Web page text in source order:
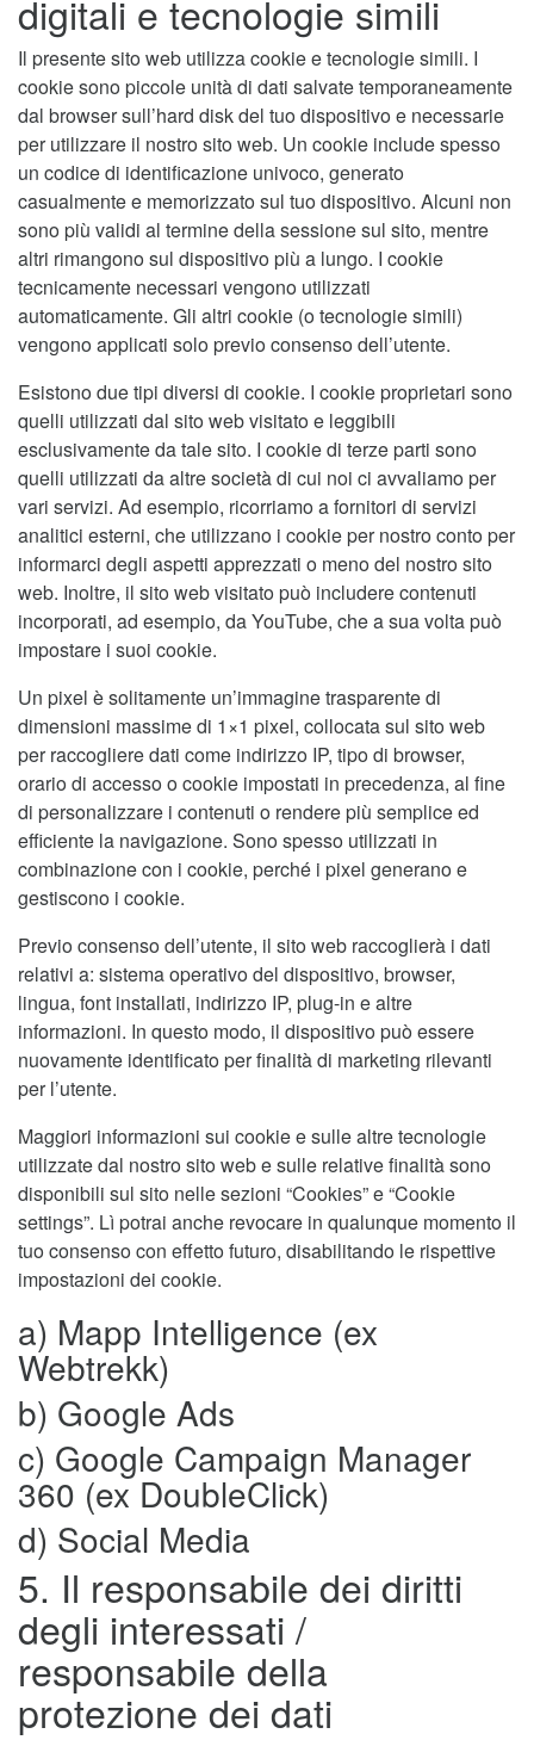
digitali e tecnologie simili
Il presente sito web utilizza cookie e tecnologie simili. I
cookie sono piccole unità di dati salvate temporaneamente
dal browser sull’hard disk del tuo dispositivo e necessarie
per utilizzare il nostro sito web. Un cookie include spesso
un codice di identificazione univoco, generato
casualmente e memorizzato sul tuo dispositivo. Alcuni non
sono più validi al termine della sessione sul sito, mentre
altri rimangono sul dispositivo più a lungo. I cookie
tecnicamente necessari vengono utilizzati
automaticamente. Gli altri cookie (o tecnologie simili)
vengono applicati solo previo consenso dell’utente.
Esistono due tipi diversi di cookie. I cookie proprietari sono
quelli utilizzati dal sito web visitato e leggibili
esclusivamente da tale sito. I cookie di terze parti sono
quelli utilizzati da altre società di cui noi ci avvaliamo per
vari servizi. Ad esempio, ricorriamo a fornitori di servizi
analitici esterni, che utilizzano i cookie per nostro conto per
informarci degli aspetti apprezzati o meno del nostro sito
web. Inoltre, il sito web visitato può includere contenuti
incorporati, ad esempio, da YouTube, che a sua volta può
impostare i suoi cookie.
Un pixel è solitamente un’immagine trasparente di
dimensioni massime di 1×1 pixel, collocata sul sito web
per raccogliere dati come indirizzo IP, tipo di browser,
orario di accesso o cookie impostati in precedenza, al fine
di personalizzare i contenuti o rendere più semplice ed
efficiente la navigazione. Sono spesso utilizzati in
combinazione con i cookie, perché i pixel generano e
gestiscono i cookie.
Previo consenso dell’utente, il sito web raccoglierà i dati
relativi a: sistema operativo del dispositivo, browser,
lingua, font installati, indirizzo IP, plug-in e altre
informazioni. In questo modo, il dispositivo può essere
nuovamente identificato per finalità di marketing rilevanti
per l’utente.
Maggiori informazioni sui cookie e sulle altre tecnologie
utilizzate dal nostro sito web e sulle relative finalità sono
disponibili sul sito nelle sezioni “Cookies” e “Cookie
settings”. Lì potrai anche revocare in qualunque momento il
tuo consenso con effetto futuro, disabilitando le rispettive
impostazioni dei cookie.
a) Mapp Intelligence (ex
Webtrekk)
b) Google Ads
c) Google Campaign Manager
360 (ex DoubleClick)
d) Social Media
5. Il responsabile dei diritti
degli interessati /
responsabile della
protezione dei dati